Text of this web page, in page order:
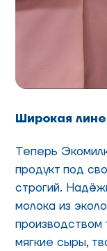
Широкая
Теперь
продукт под
строгий.
молока из
мягкие сыры,